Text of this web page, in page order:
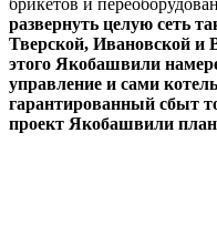
брикетов и
развернуть целую сеть
Тверской, Ивановской и
этого Якобашвили
управление и сами
гарантированный сбыт
проект Якобашвили